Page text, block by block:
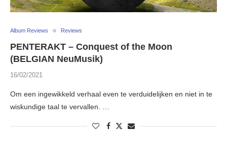
Album Reviews Reviews
PENTERAKT – Conquest of the Moon
(BELGIAN NeuMusik)
16/02/2021
Om een ingewikkeld verhaal even te verduidelijken en niet in te
wiskundige taal te vervallen. …